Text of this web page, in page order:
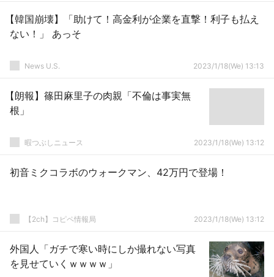
【韓国崩壊】「助けて！高金利が企業を直撃！利子も払え
ない！」 あっそ
News U.S. 2023/1/18(We) 13:13
【朗報】篠田麻里子の肉親「不倫は事実無
根」
暇つぶしニュース 2023/1/18(We) 13:12
初音ミクコラボのウォークマン、42万円で登場！
【2ch】コピペ情報局 2023/1/18(We) 13:12
外国人「ガチで寒い時にしか撮れない写真
を見せていくｗｗｗｗ」